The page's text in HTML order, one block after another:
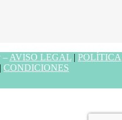
– AVISO LEGAL | POLÍTICA
| CONDICIONES